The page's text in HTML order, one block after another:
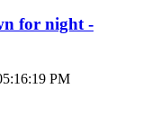
for night -
PM